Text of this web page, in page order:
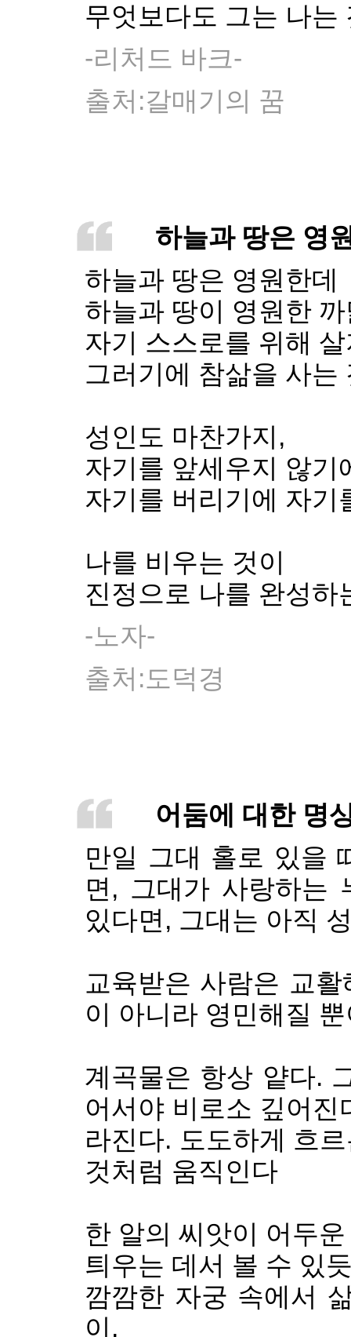
무엇보다도 그는 나는
-리처드 바크-
출처:갈매기의 꿈
하늘과 땅은 영
하늘과 땅은 영원한데
하늘과 땅이 영원한
자기 스스로를 위해
그러기에 참삶을 사는
성인도 마찬가지,
자기를 앞세우지 않기
자기를 버리기에 자기
나를 비우는 것이
진정으로 나를 완성하
-노자-
출처:도덕경
어둠에 대한 명
만일 그대 홀로 있을
면, 그대가 사랑하는
있다면, 그대는 아직
교육받은 사람은 교
이 아니라 영민해질
계곡물은 항상 얕다.
어서야 비로소 깊어
라진다. 도도하게 흐
것처럼 움직인다
한 알의 씨앗이 어두
틔우는 데서 볼 수 있
깜깜한 자궁 속에서
이,